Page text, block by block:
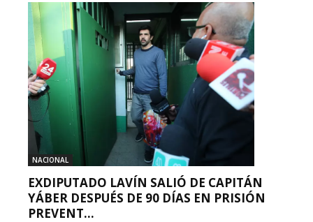
NACIONAL
EXDIPUTADO LAVÍN SALIÓ DE CAPITÁN
YÁBER DESPUÉS DE 90 DÍAS EN PRISIÓN
PREVENT...